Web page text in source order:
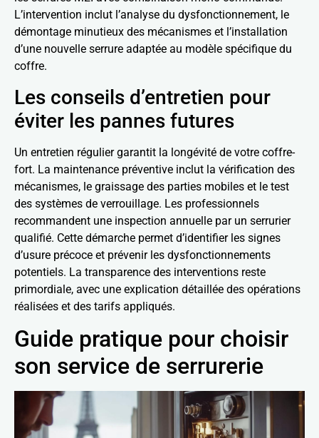
L’intervention inclut l’analyse du dysfonctionnement, le
démontage minutieux des mécanismes et l’installation
d’une nouvelle serrure adaptée au modèle spécifique du
coffre.
Les conseils d’entretien pour
éviter les pannes futures
Un entretien régulier garantit la longévité de votre coffre-
fort. La maintenance préventive inclut la vérification des
mécanismes, le graissage des parties mobiles et le test
des systèmes de verrouillage. Les professionnels
recommandent une inspection annuelle par un serrurier
qualifié. Cette démarche permet d’identifier les signes
d’usure précoce et prévenir les dysfonctionnements
potentiels. La transparence des interventions reste
primordiale, avec une explication détaillée des opérations
réalisées et des tarifs appliqués.
Guide pratique pour choisir
son service de serrurerie